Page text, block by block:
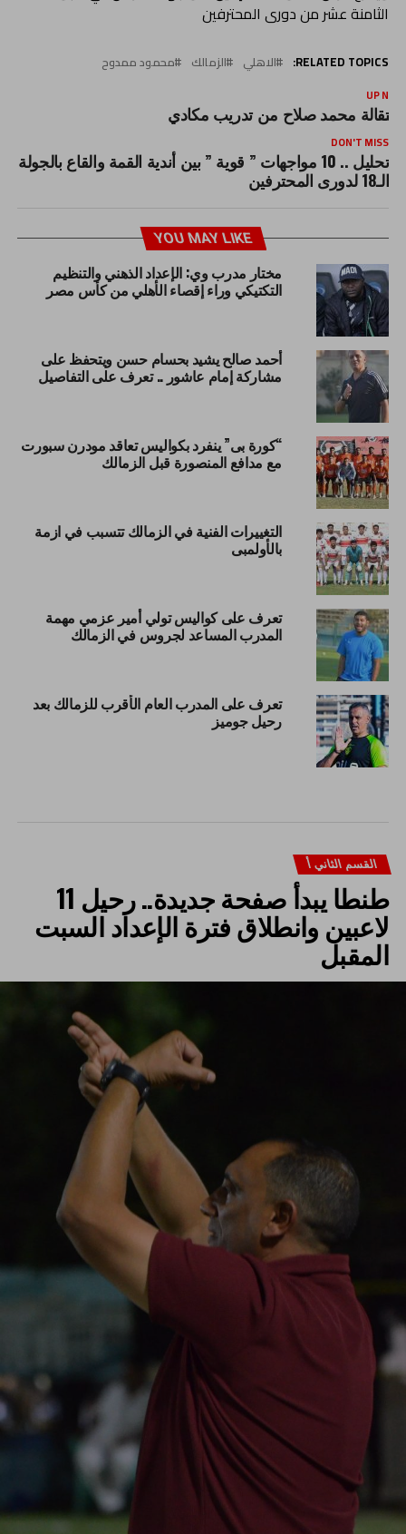
الثامنة عشر من دورى المحترفين
RELATED TOPICS: الاهلي الزمالك محمود ممدوح
UP
محمد صلاح من تدريب مكادي
DON'T MISS
تحليل .. 10 مواجهات ” قوية ” بين أندية القمة والقاع بالجولة
الـ18 لدورى المحترفين
YOU MAY LIKE
مختار مدرب وي: الإعداد الذهني والتنظيم
التكتيكي وراء إقصاء الأهلي من كأس مصر
أحمد صالح يشيد بحسام حسن ويتحفظ على
مشاركة إمام عاشور .. تعرف على التفاصيل
“كورة بى” ينفرد بكواليس تعاقد مودرن سبورت
مع مدافع المنصورة قبل الزمالك
التغييرات الفنية في الزمالك تتسبب في ازمة
بالأولمبى
تعرف على كواليس تولي أمير عزمي مهمة
المدرب المساعد لجروس في الزمالك
تعرف على المدرب العام الأقرب للزمالك بعد
رحيل جوميز
القسم الثاني أ
طنطا يبدأ صفحة جديدة.. رحيل 11
لاعبين وانطلاق فترة الإعداد السبت
المقبل